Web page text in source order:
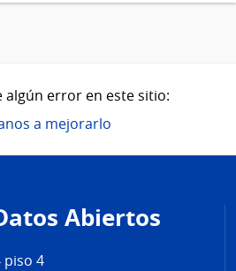
algún error en este sitio:
a mejorarlo
Abiertos
piso 4